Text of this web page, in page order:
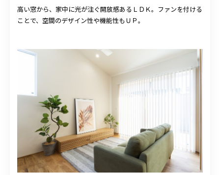
高い窓から、家中に光が注ぐ開放感あるＬＤＫ。ファンを付ける
ことで、空間のデザイン性や機能性もＵＰ。